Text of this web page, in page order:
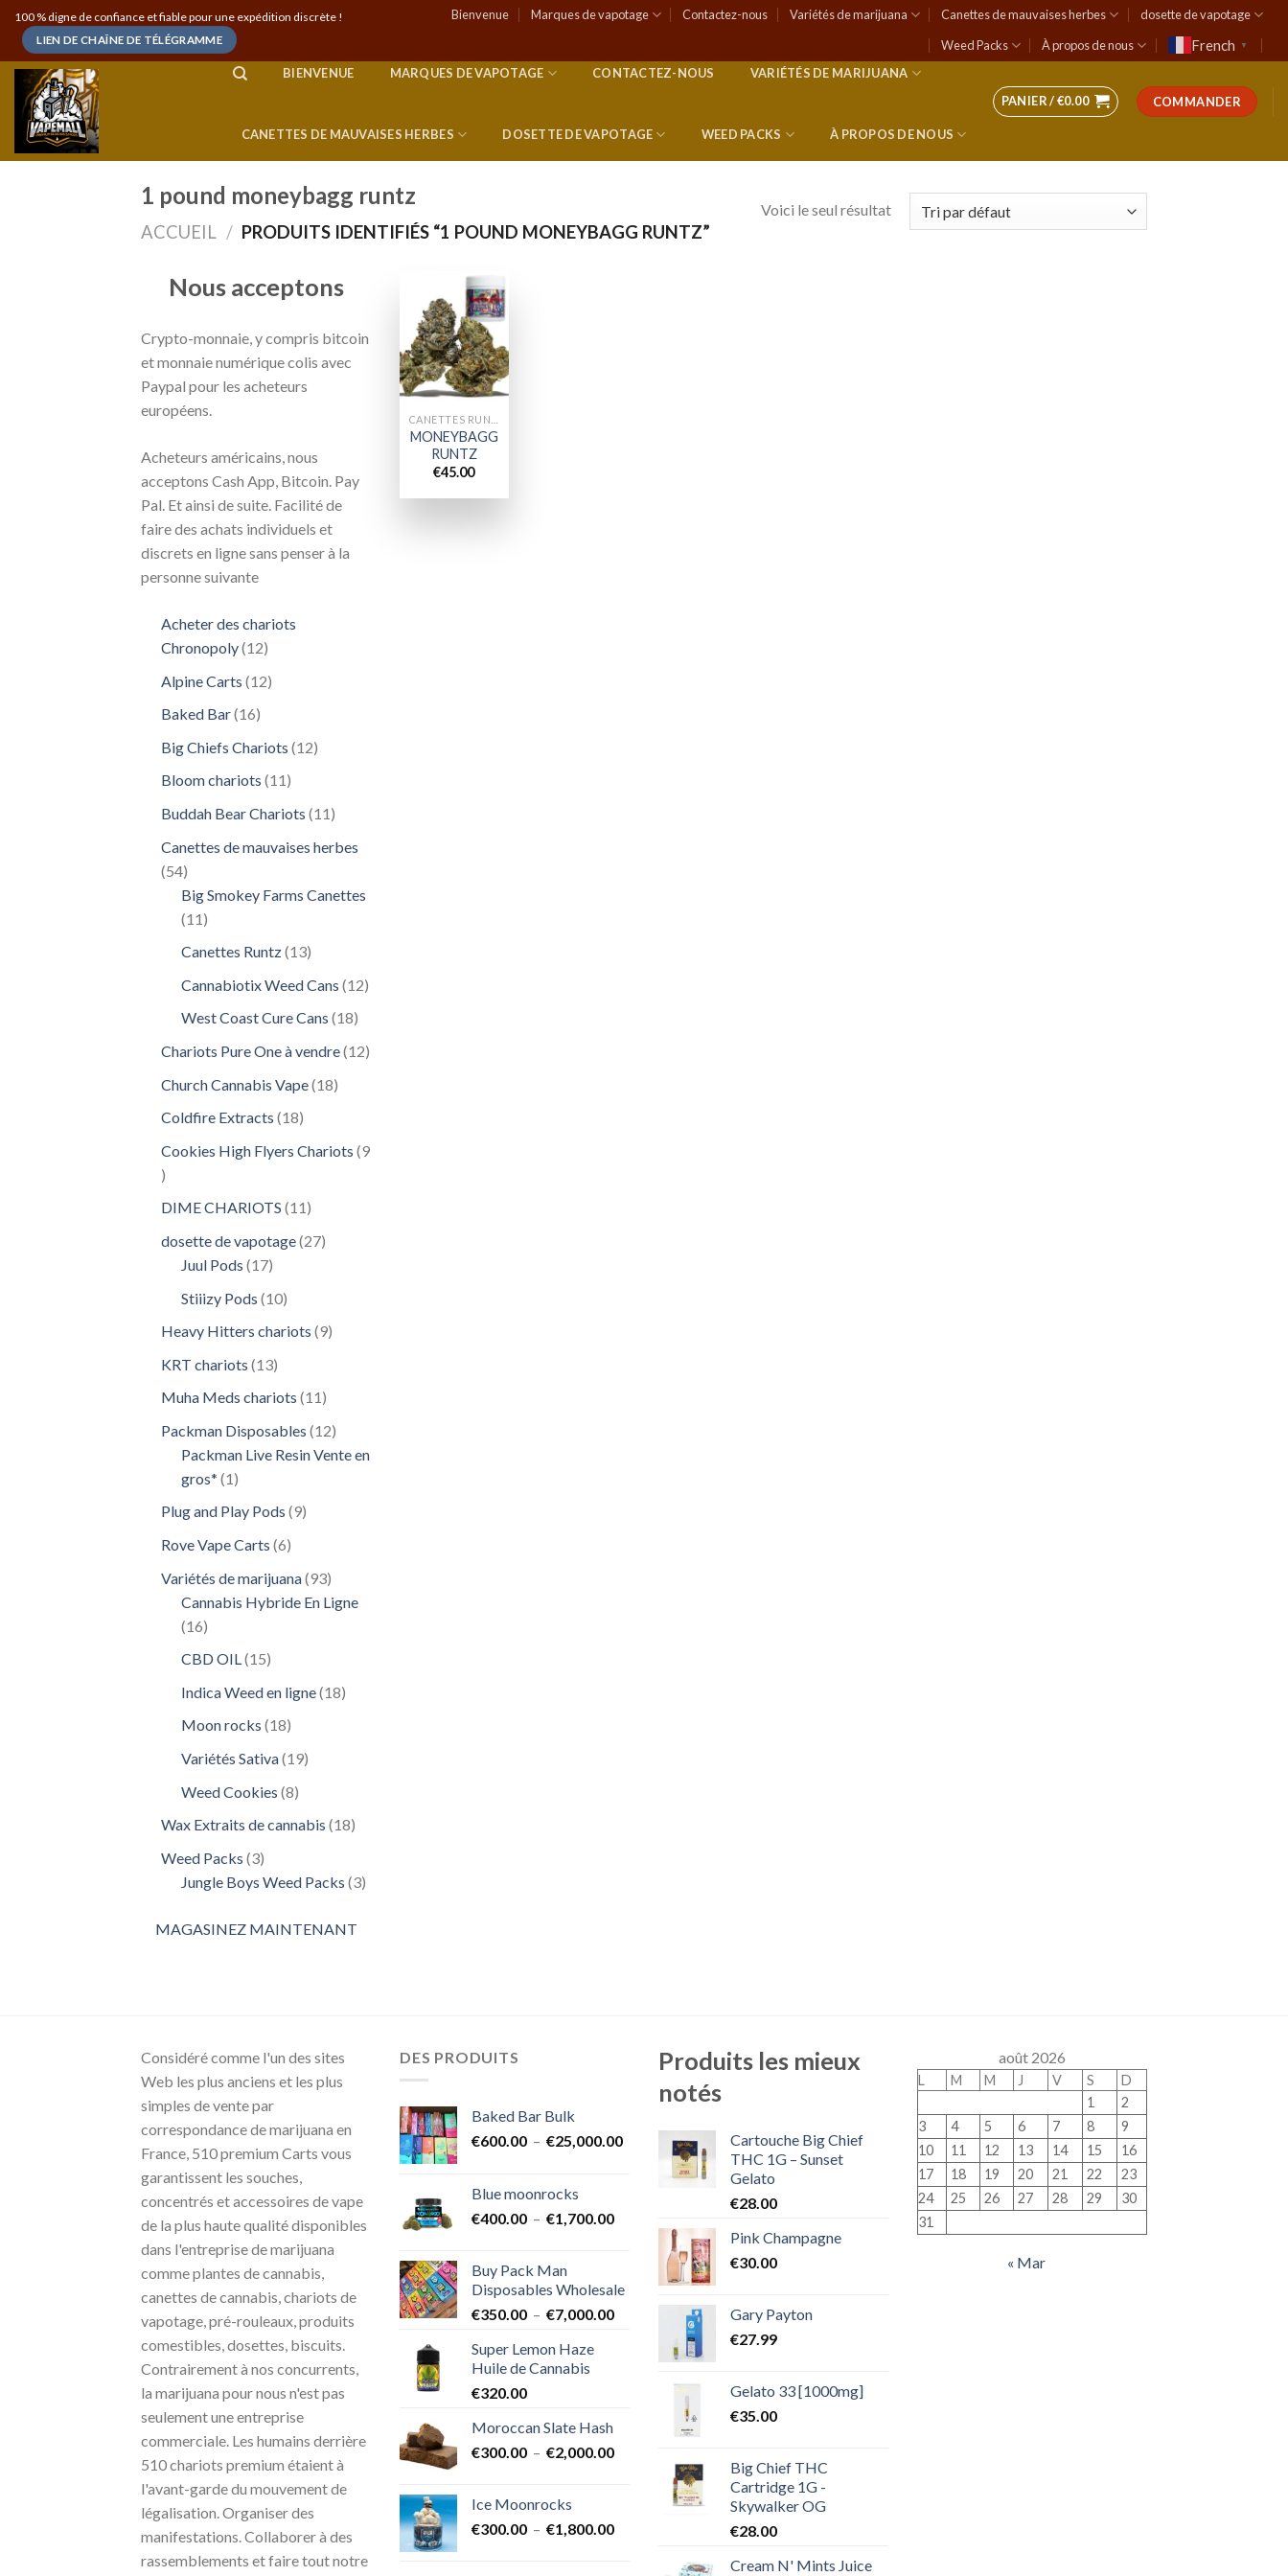
Skip
content
100 % digne de confiance et fiable pour une expédition discrète !
LIEN DE CHAÎNE DE TÉLÉGRAMME
Bienvenue Marques de vapotage Contactez-nous Variétés de marijuana Canettes de mauvaises herbes
dosette de vapotage
Weed Packs
À propos de nous French ▼
BIENVENUE MARQUES DE VAPOTAGE CONTACTEZ-NOUS VARIÉTÉS DE MARIJUANA
CANETTES DE MAUVAISES HERBES DOSETTE DE VAPOTAGE WEED PACKS À PROPOS DE NOUS
PANIER /€0.00 COMMANDER
1 pound moneybagg runtz
ACCUEIL / PRODUITS IDENTIFIÉS “1 POUND MONEYBAGG RUNTZ”
Voici le seul résultat
Nous acceptons
Crypto-monnaie, y compris bitcoin
et monnaie numérique colis avec
Paypal pour les acheteurs
européens.
Acheteurs américains, nous
acceptons Cash App, Bitcoin. Pay
Pal. Et ainsi de suite. Facilité de
faire des achats individuels et
discrets en ligne sans penser à la
personne suivante
Acheter des chariots
Chronopoly 1212
Alpine Carts 1212
Baked Bar 1616
Big Chiefs Chariots 1212
Bloom chariots 1111
Buddah Bear Chariots 1111
Canettes de mauvaises herbes
5454
produits
Big Smokey Farms Canettes
11 11
Canettes Runtz 1313
Cannabiotix Weed Cans 1212
West Coast Cure Cans 1818
Chariots Pure One à vendre 1212
Church Cannabis Vape 1818
Coldfire Extracts 1818
Cookies High Flyers Chariots 9
9
DIME CHARIOTS 1111
dosette de vapotage 2727
Juul Pods 1717
Stiiizy Pods 1010
Heavy Hitters chariots 99
KRT chariots 1313
Muha Meds chariots 1111
Packman Disposables 1212
produits
Packman Live Resin Vente en
gros* 11
Plug and Play Pods 99
Rove Vape Carts 66
Variétés de marijuana 9393
produits
Cannabis Hybride En Ligne
1616
CBD OIL 1515
Indica Weed en ligne 1818
Moon rocks 1818
Variétés Sativa 1919
Weed Cookies 88
Wax Extraits de cannabis 1818
Weed Packs 33
produits
Jungle Boys Weed Packs 33
MAGASINEZ MAINTENANT
Add to
wishlist
MONEYBAGG
RUNTZ
€45.00
Considéré comme l'un des sites
Web les plus anciens et les plus
simples de vente par
correspondance de marijuana en
France, 510 premium Carts vous
garantissent les souches,
concentrés et accessoires de vape
de la plus haute qualité disponibles
dans l'entreprise de marijuana
comme plantes de cannabis,
canettes de cannabis, chariots de
vapotage, pré-rouleaux, produits
comestibles, dosettes, biscuits.
Contrairement à nos concurrents,
la marijuana pour nous n'est pas
seulement une entreprise
commerciale. Les humains derrière
510 chariots premium étaient à
l'avant-garde du mouvement de
légalisation. Organiser des
manifestations. Collaborer à des
rassemblements et faire tout notre
DES PRODUITS
Baked Bar Bulk
€600.00 – €25,000.00Plage
€25,000.00
Blue moonrocks
€400.00 – €1,700.00Plage
€400.00
à
€1,700.00
Buy Pack Man
Disposables Wholesale
€350.00 – €7,000.00Plage
Super Lemon Haze
Huile de Cannabis
€320.00
Moroccan Slate Hash
€300.00 – €2,000.00Plage
à
Ice Moonrocks
€300.00 – €1,800.00Plage
Produits les mieux
notés
Cartouche Big Chief
THC 1G – Sunset
Gelato
€28.00
Pink Champagne
€30.00
Gary Payton
€27.99
Gelato 33 [1000mg]
€35.00
Big Chief THC
Cartridge 1G -
Skywalker OG
€28.00
Cream N' Mints Juice
août 2026
L M M J V S
D
1
2
3
4 5 6 7 8
9
10
11 12 13 14 15
16
17
18 19 20 21 22
23
24
25 26 27 28 29
30
31
« Mar